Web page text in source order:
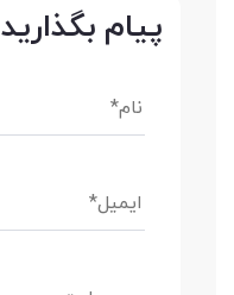
پیام بگذارید